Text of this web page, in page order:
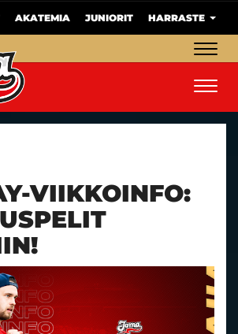
AKATEMIA JUNIORIT HARRASTE
VIIKKOINFO: